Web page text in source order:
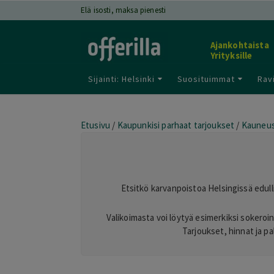
Elä isosti, maksa pienesti
Ajankohtaista
Yrityksille
Sijainti: Helsinki Suosituimmat
Etusivu / Kaupunkisi parhaat tarjoukset /
Etsitkö karvanpoistoa Helsingissä
Valikoimasta voi löytyä esimerkiksi
Tarjoukset, hinnat ja